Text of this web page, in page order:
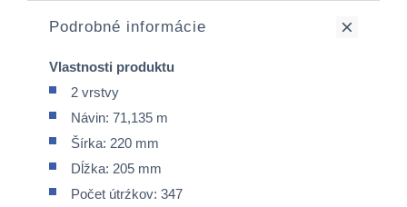
Podrobné informácie
Vlastnosti produktu
2 vrstvy
Návin: 71,135 m
Šírka: 220 mm
Dĺžka: 205 mm
Počet útrźkov: 347